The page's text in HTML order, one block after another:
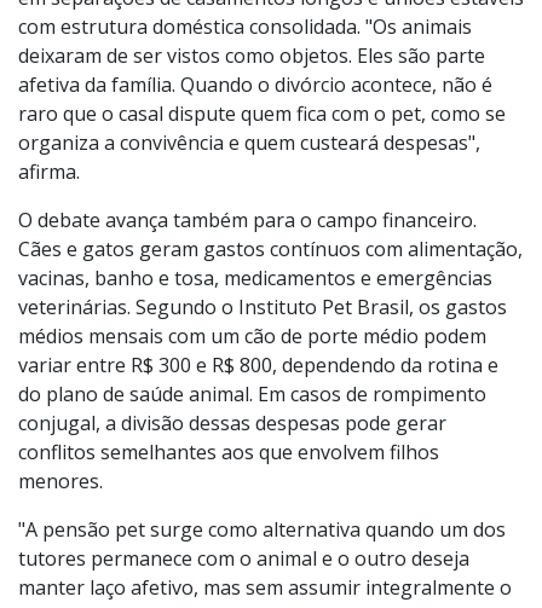
Para a advogada Michele Gheno Pacheco, que atua em
Direito de Família, o tema já se tornou pauta recorrente
em separações de casamentos longos e uniões estáveis
com estrutura doméstica consolidada. "Os animais
deixaram de ser vistos como objetos. Eles são parte
afetiva da família. Quando o divórcio acontece, não é
raro que o casal dispute quem fica com o pet, como se
organiza a convivência e quem custeará despesas",
afirma.
O debate avança também para o campo financeiro.
Cães e gatos geram gastos contínuos com alimentação,
vacinas, banho e tosa, medicamentos e emergências
veterinárias. Segundo o Instituto Pet Brasil, os gastos
médios mensais com um cão de porte médio podem
variar entre R$ 300 e R$ 800, dependendo da rotina e
do plano de saúde animal. Em casos de rompimento
conjugal, a divisão dessas despesas pode gerar
conflitos semelhantes aos que envolvem filhos
menores.